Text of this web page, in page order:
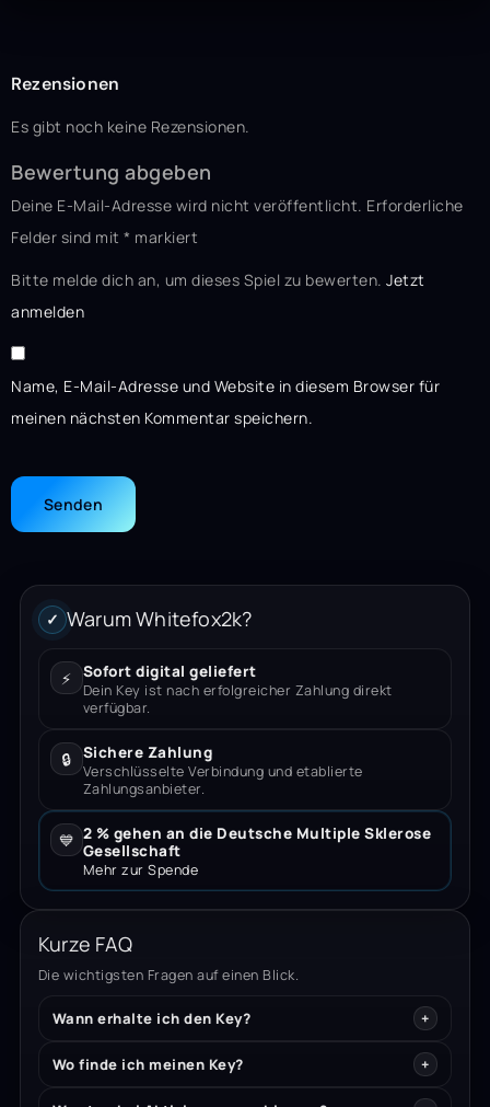
Rezensionen
Es gibt noch keine Rezensionen.
Bewertung abgeben
Deine E-Mail-Adresse wird nicht veröffentlicht. Erforderliche
Felder sind mit * markiert
Bitte melde dich an, um dieses Spiel zu bewerten. Jetzt
anmelden
Name, E-Mail-Adresse und Website in diesem Browser für
meinen nächsten Kommentar speichern.
✓ Warum Whitefox2k?
⚡ Sofort digital geliefert
Dein Key ist nach erfolgreicher Zahlung direkt
verfügbar.
🔒 Sichere Zahlung
Verschlüsselte Verbindung und etablierte
Zahlungsanbieter.
💙 2 % gehen an die Deutsche Multiple Sklerose
Gesellschaft
Mehr zur Spende
Kurze FAQ
Die wichtigsten Fragen auf einen Blick.
Wann erhalte ich den Key?
Wo finde ich meinen Key?